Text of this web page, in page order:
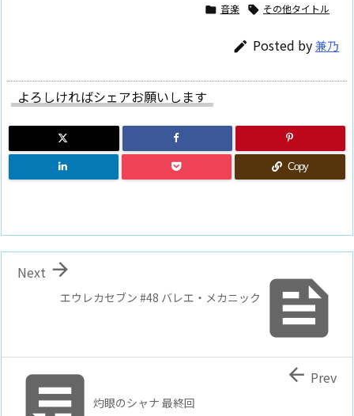
 音楽  その他タイトル
 Posted by兼乃
よろしければシェアお願いします
Copy

エウレカセブン #48 バレエ・メカニック

Next
灼眼のシャナ 最終回
 Prev